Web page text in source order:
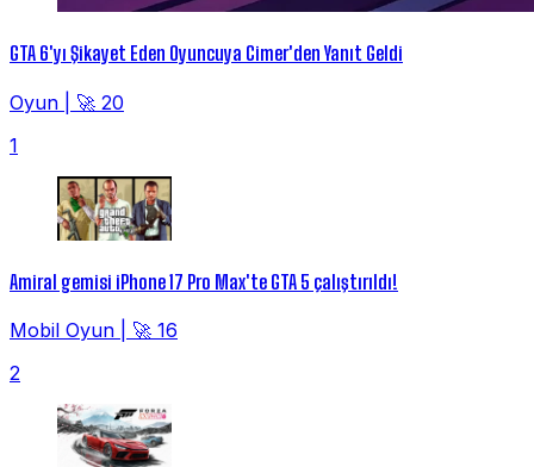
GTA 6'yı Şikayet Eden Oyuncuya Cimer'den Yanıt Geldi
Oyun
🚀 20
1
Amiral gemisi iPhone 17 Pro Max'te GTA 5 çalıştırıldı!
Mobil Oyun
🚀 16
2